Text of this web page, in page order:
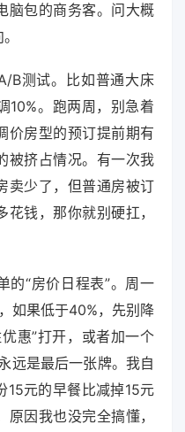
脑包的商务客。问大概
B测试。比如普通大床
10%。跑两周，别急着
价房型的预订提前期有
被挤占情况。有一次我
卖少了，但普通房被订
钱，那你就别硬扛，
的“房价日程表”。周一
如果低于40%，先别降
惠”打开，或者加一个
远是最后一张牌。我自
15元的早餐比减掉15元
因我也没完全搞懂，